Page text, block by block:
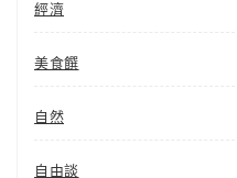
經濟
美食饌
自然
自由談